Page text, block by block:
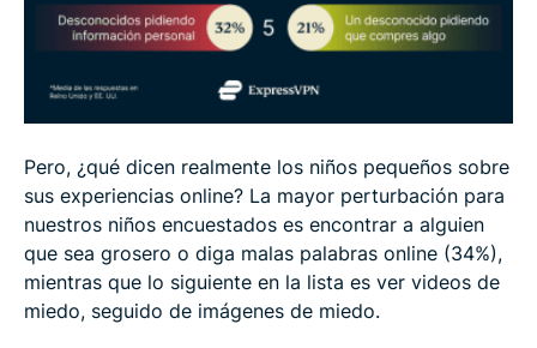
Pero, ¿qué dicen realmente los niños pequeños sobre
sus experiencias online? La mayor perturbación para
nuestros niños encuestados es encontrar a alguien
que sea grosero o diga malas palabras online (34%),
mientras que lo siguiente en la lista es ver videos de
miedo, seguido de imágenes de miedo.